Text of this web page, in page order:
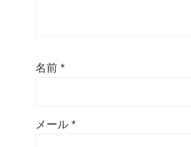
名前 *
メール *